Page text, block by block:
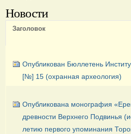
Новости
Заголовок
Опубликован Бюллетень
[№] 15 (охранная археология)
Опубликована монография
древности Верхнего Подвинья
летию первого упоминания